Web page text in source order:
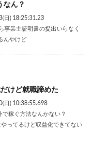
なん？
日) 18:25:31.23
事業主証明書の提出いらなく
んやけど
けど就職諦めた
日) 10:38:55.698
で稼ぐ方法なんかない？
ってるけど収益化できてない